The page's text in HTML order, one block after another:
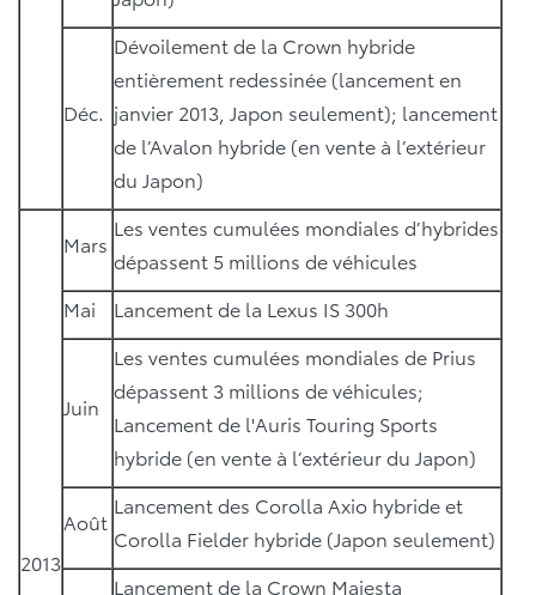
Déc.
Dévoilement de la Crown hybride
entièrement redessinée (lancement en
janvier 2013, Japon seulement); lancement
de l’Avalon hybride (en vente à l’extérieur
du Japon)
2013
Mars
Les ventes cumulées mondiales d’hybrides
dépassent 5 millions de véhicules
Mai
Lancement de la Lexus IS 300h
Juin
Les ventes cumulées mondiales de Prius
dépassent 3 millions de véhicules;
Lancement de l'Auris Touring Sports
hybride (en vente à l’extérieur du Japon)
Août
Lancement des Corolla Axio hybride et
Corolla Fielder hybride (Japon seulement)
Lancement de la Crown Majesta